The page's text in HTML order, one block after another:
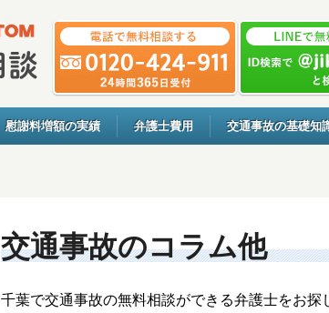
慰謝料増額の実績 弁護士費用 交通事故の基礎知
交通事故のコラム他
千葉で交通事故の無料相談ができる弁護士をお